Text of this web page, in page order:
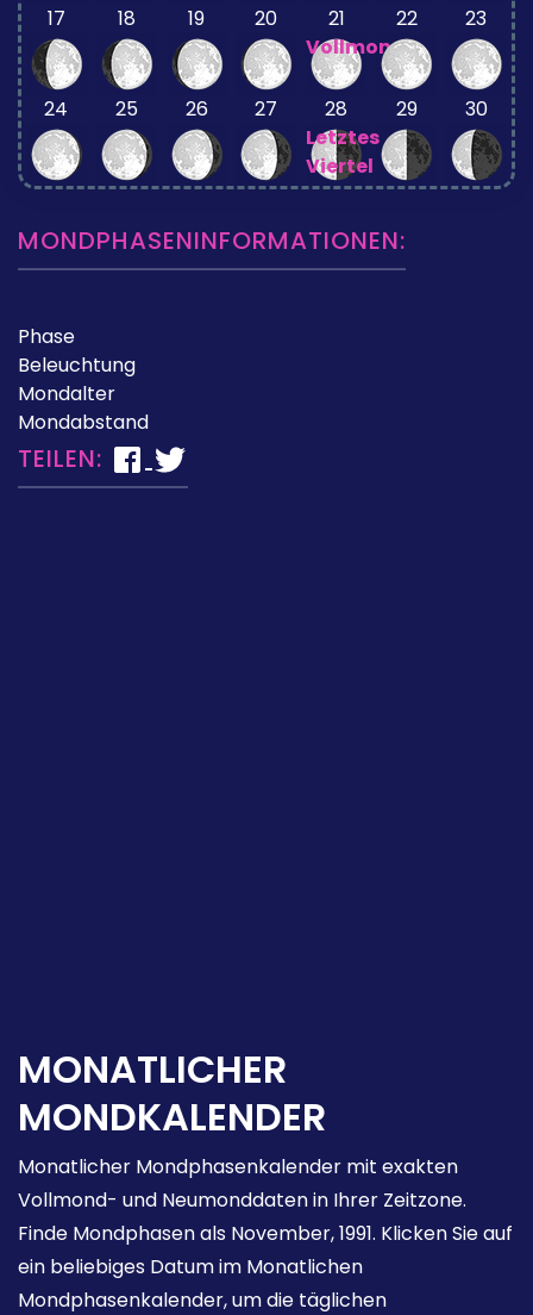
17 18 19 20
21
Vollmond
22 23
24 25 26 27
28
Letztes
Viertel
29 30
MONDPHASENINFORMATIONEN:
Phase
Beleuchtung
Mondalter
Mondabstand
TEILEN:
MONATLICHER
MONDKALENDER
Monatlicher Mondphasenkalender mit exakten
Vollmond- und Neumonddaten in Ihrer Zeitzone.
Finde Mondphasen als November, 1991. Klicken Sie auf
ein beliebiges Datum im Monatlichen
Mondphasenkalender, um die täglichen